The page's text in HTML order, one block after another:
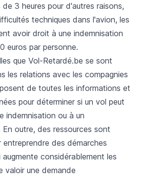
3 heures pour d'autres raisons,
techniques dans l'avion, les
avoir droit à une indemnisation
euros par personne.
que Vol-Retardé.be se sont
les relations avec les compagnies
de toutes les informations et
pour déterminer si un vol peut
indemnisation ou à un
En outre, des ressources sont
entreprendre des démarches
augmente considérablement les
valoir une demande